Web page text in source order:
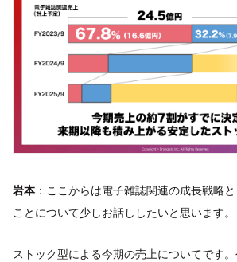
岩本 ：ここからは電子雑誌関連の成長戦略
ことについて少しお話ししたいと思います。
ストック型による今期の売上についてです